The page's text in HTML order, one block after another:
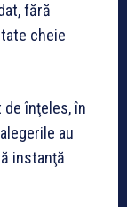
fără
cheie
de înţeles, în
au
instanţă